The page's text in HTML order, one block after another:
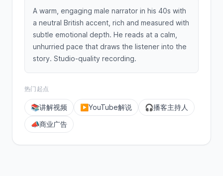
A warm, engaging male narrator in his 40s with
a neutral British accent, rich and measured with
subtle emotional depth. He reads at a calm,
unhurried pace that draws the listener into the
story. Studio-quality recording.
热门起点
📚讲解视频 ▶️ YouTube解说 🎧播客主持人
📣商业广告